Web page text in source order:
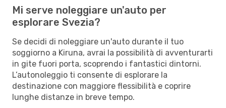
Mi serve noleggiare un'auto per
esplorare Svezia?
Se decidi di noleggiare un'auto durante il tuo
soggiorno a Kiruna, avrai la possibilità di avventurarti
in gite fuori porta, scoprendo i fantastici dintorni.
L’autonoleggio ti consente di esplorare la
destinazione con maggiore flessibilità e coprire
lunghe distanze in breve tempo.